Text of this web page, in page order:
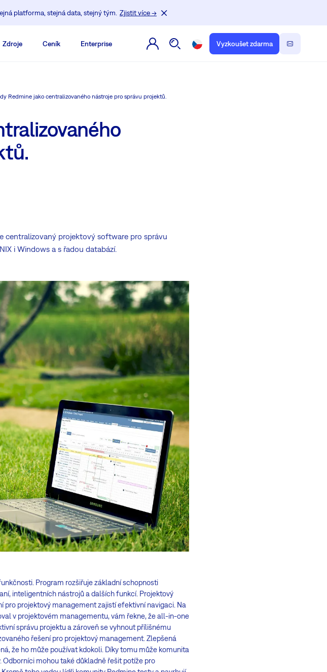
platforma, stejná data, stejný tým. Zjistit více →
Zdroje Ceník Enterprise Vyzkoušet zdarma
Redmine jako centralizovaného nástroje pro správu projektů.
centralizovaný projektový software pro správu
i Windows a s řadou databází.
Program rozšiřuje základní schopnosti
inteligentních nástrojů a dalších funkcí. Projektový
projektový management zajistí efektivní navigaci. Na
v projektovém managementu, vám řekne, že all-in-one
správu projektu a zároveň se vyhnout přílišnému
řešení pro projektový management. Zlepšená
že ho může používat kdokoli. Díky tomu může komunita
mohou také důkladně řešit potíže pro